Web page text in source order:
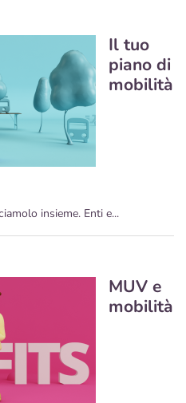
Il tuo
piano di
mobilità
insieme. Enti e...
MUV e
mobilità